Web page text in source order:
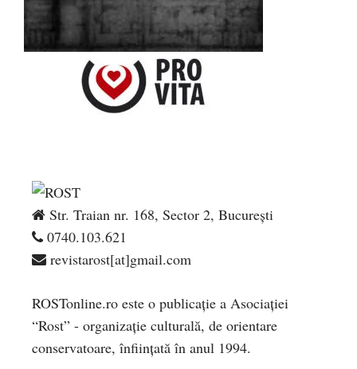
Str. Traian nr. 168, Sector 2, București
0740.103.621
revistarost[at]gmail.com
ROSTonline.ro este o publicaţie a Asociaţiei
“Rost” - organizaţie culturală, de orientare
conservatoare, înfiinţată în anul 1994.